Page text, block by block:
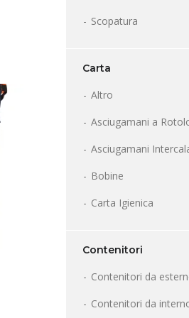
Scopatura
Carta
Altro
Asciugamani a
Asciugamani
Bobine
Carta Igienica
Contenitori
Contenitori da
Contenitori da